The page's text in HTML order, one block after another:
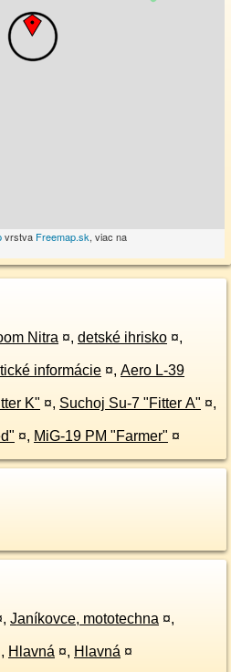
vrstva Freemap.sk, viac na
Nitra ¤, detské ihrisko ¤,
informácie ¤, Aero L-39
K" ¤, Suchoj Su-7 "Fitter A" ¤,
¤, MiG-19 PM "Farmer" ¤
, Janíkovce, mototechna ¤,
, Hlavná ¤, Hlavná ¤